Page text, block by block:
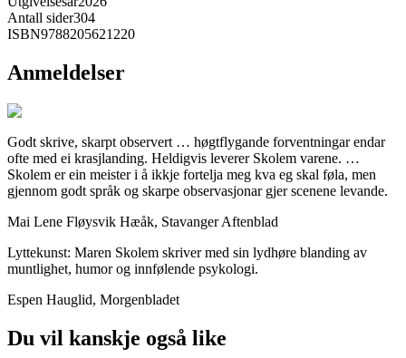
Antall sider304
ISBN9788205621220
Anmeldelser
Godt skrive, skarpt observert … høgtflygande forventningar endar
ofte med ei krasjlanding. Heldigvis leverer Skolem varene. …
Skolem er ein meister i å ikkje fortelja meg kva eg skal føla, men
gjennom godt språk og skarpe observasjonar gjer scenene levande.
Mai Lene Fløysvik Hæåk, Stavanger Aftenblad
Lyttekunst: Maren Skolem skriver med sin lydhøre blanding av
muntlighet, humor og innfølende psykologi.
Espen Hauglid, Morgenbladet
Du vil kanskje også like